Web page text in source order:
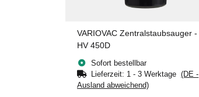
VARIOVAC Zentralstaubsauger -
HV 450D
Sofort bestellbar
Lieferzeit: 1 - 3 Werktage(DE -
Ausland abweichend)